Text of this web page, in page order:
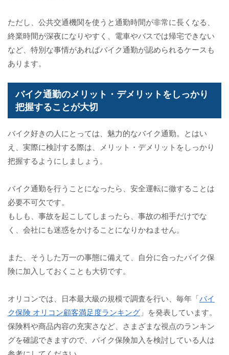
ただし、公共交通機関を使うと通勤時間が非常に長くなる、
終業時間が深夜になりやすく、電車やバスでは帰宅できない
など、特別な事情があればバイク通勤が認められるケースも
あります。
バイク通勤のメリット・デメリットをしっかり
把握することが大切
バイク好きの人にとっては、魅力的なバイク通勤。とはい
え、実際に検討する際は、メリット・デメリットをしっかり
把握するようにしましょう。
バイク通勤を行うことになったら、安全運転に徹することは
必要不可欠です。
もしも、事故を起こしてしまったら、事故の相手だけでな
く、会社にも迷惑をかけることになりかねません。
また、そうした万一の事態に備えて、自分に合ったバイク保
険に加入しておくことも大切です。
オリコンでは、日本最大級の規模で調査を行い、毎年「バイ
ク保険 オリコン顧客満足度ランキング 」を発表しています。
保険料や商品内容の充実さなど、さまざまな視点のランキン
グを確認できますので、バイク保険加入を検討している人は